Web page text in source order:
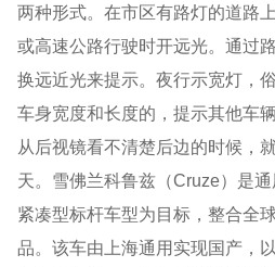
两种形式。在市区有路灯的道路
或高速公路行驶时开远光。通过
换远近光来提示。夜行示宽灯，
车身宽度和长度的，提示其他车
从后视镜看不清楚后边的时候，
天。雪佛兰科鲁兹（Cruze）是
紧凑型标杆车型为目标，整合全
品。该车由上海通用实现国产，